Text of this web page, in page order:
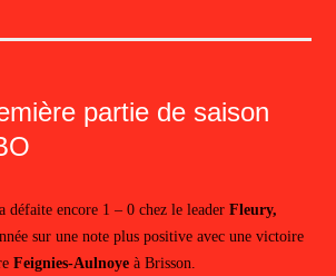
partie de saison
défaite encore 1 – 0 chez le leader Fleury,
sur une note plus positive avec une victoire
Feignies-Aulnoyeà Brisson.